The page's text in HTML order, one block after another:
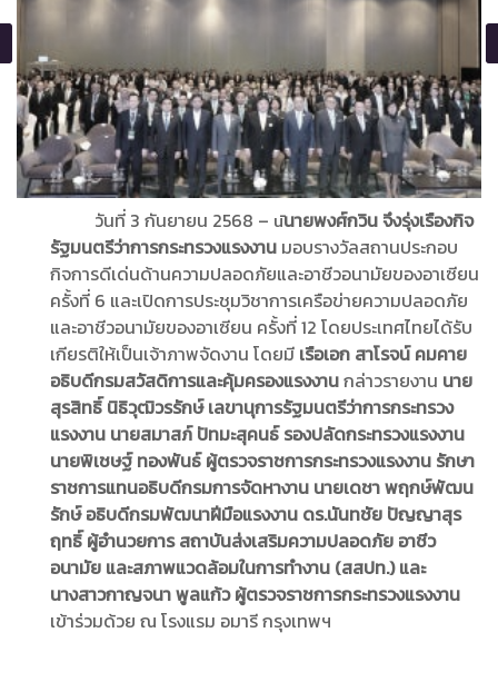
วันที่ 3 กันยายน 2568 – ū‌นายพงศ์กวิน จึงรุ่งเรืองกิจ
รัฐมนตรีว่าการกระทรวงแรงงาน มอบรางวัลสถานประกอบ
กิจการดีเด่นด้านความปลอดภัยและอาชีวอนามัยของอาเซียน
ครั้งที่ 6 และเปิดการประชุมวิชาการเครือข่ายความปลอดภัย
และอาชีวอนามัยของอาเซียน ครั้งที่ 12 โดยประเทศไทยได้รับ
เกียรติให้เป็นเจ้าภาพจัดงาน โดยมี เรือเอก สาโรจน์ คมคาย
อธิบดีกรมสวัสดิการและคุ้มครองแรงงานกล่าวรายงาน นาย
สุรสิทธิ์ นิธิวุฒิวรรักษ์ เลขานุการรัฐมนตรีว่าการกระทรวง
แรงงาน นายสมาสภ์ ปัทมะสุคนธ์ รองปลัดกระทรวงแรงงาน
นายพิเชษฐ์ ทองพันธ์ ผู้ตรวจราชการกระทรวงแรงงาน รักษา
ราชการแทนอธิบดีกรมการจัดหางาน นายเดชา พฤกษ์พัฒน
รักษ์ อธิบดีกรมพัฒนาฝีมือแรงงาน ดร.นันทชัย ปัญญาสุร
ฤทธิ์ ผู้อำนวยการ สถาบันส่งเสริมความปลอดภัย อาชีว
อนามัย และสภาพแวดล้อมในการทำงาน (สสปท.) และ
นางสาวกาญจนา พูลแก้ว ผู้ตรวจราชการกระทรวงแรงงาน
เข้าร่วมด้วย ณ โรงแรม อมารี กรุงเทพฯ